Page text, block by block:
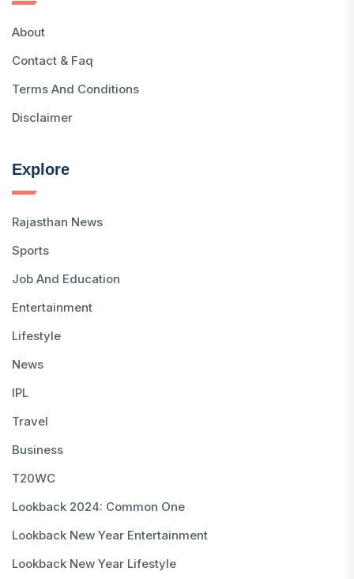
About
Contact & Faq
Terms And Conditions
Disclaimer
Explore
Rajasthan News
Sports
Job And Education
Entertainment
Lifestyle
News
IPL
Travel
Business
T20WC
Lookback 2024: Common One
Lookback New Year Entertainment
Lookback New Year Lifestyle